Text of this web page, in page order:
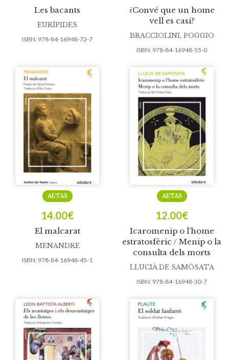
Les bacants
EURÍPIDES
ISBN: 978-84-16948-72-7
¿Convé que un home
vell es casi?
BRACCIOLINI, POGGIO
ISBN: 978-84-16948-55-0
El malcarat
AETAS
14.00€
MENANDRE
ISBN: 978-84-16948-45-1
Icaromenip o l’home
estratosfèric / Menip o la
consulta dels morts
AETAS
12.00€
LLUCIÀ DE SAMÒSATA
ISBN: 978-84-16948-30-7